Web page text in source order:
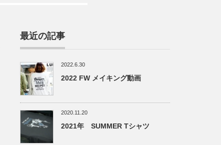
最近の記事
2022.6.30
2022 FW メイキング動画
2020.11.20
2021年 SUMMER Tシャツ